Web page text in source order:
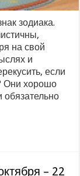
зодиака.
на свой
и
если
Они хорошо
обязательно
– 22